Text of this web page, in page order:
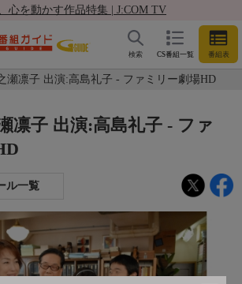
心を動かす作品特集 | J:COM TV
CS番組一覧 番組表
検索
瀬凛子 出演:高島礼子 - ファミリー劇場HD
凛子 出演:高島礼子 - ファ
ル一覧